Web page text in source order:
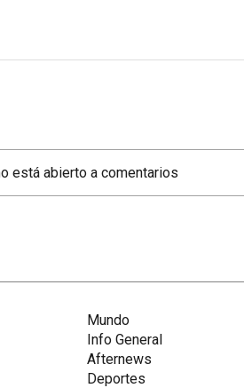
está abierto a comentarios
Mundo
Info General
Afternews
Deportes